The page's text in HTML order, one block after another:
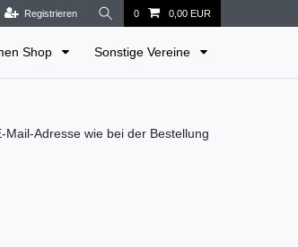
Registrieren 0 0,00 EUR
Shop Sonstige Vereine
Adresse wie bei der Bestellung